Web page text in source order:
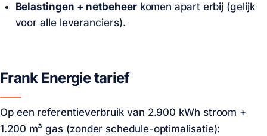
Belastingen + netbeheerkomen apart erbij (gelijk
voor alle leveranciers).
Frank Energie tarief
Op een referentieverbruik van 2.900 kWh stroom +
1.200 m³ gas (zonder schedule-optimalisatie):